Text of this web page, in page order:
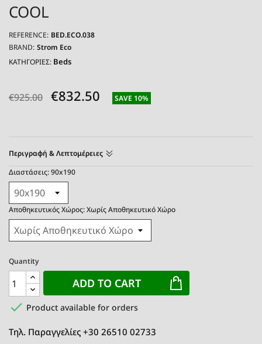
COOL
REFERENCE: BED.ECO.038
BRAND: Strom Eco
ΚΑΤΗΓΟΡΙΕΣ: Beds
€925.00 €832.50 SAVE 10%
Περιγραφή & Λεπτομέρειες
Διαστάσεις: 90x190
Αποθηκευτικός Χώρος: Χωρίς Αποθηκευτικό Χώρο
Quantity
ADD TO CART
 Product available for orders
Τηλ. Παραγγελίες +30 26510 02733